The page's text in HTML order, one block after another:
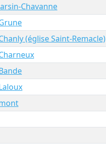
Chavanne
(église Saint-Remacle)